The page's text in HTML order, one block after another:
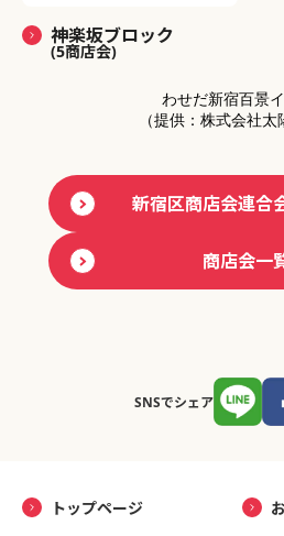
神楽坂ブロック
(5商店会)
わせだ新宿百景
（提供：株式会社太
新宿区商店会連合
商店会一
SNSでシェア
トップページ